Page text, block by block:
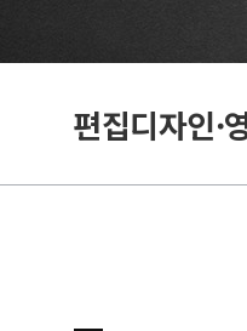
편집디자인·